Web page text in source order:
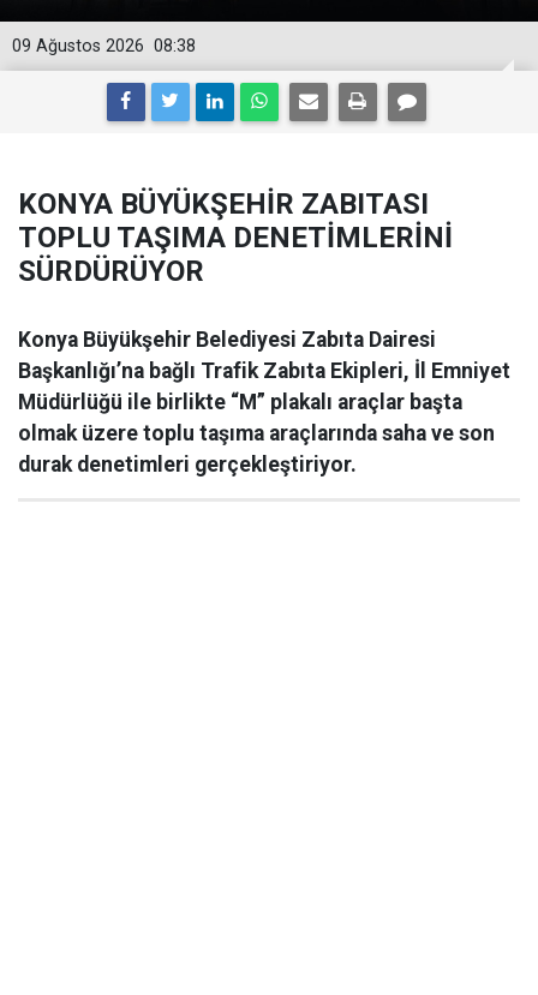
08:38
09 Ağustos 2026
KONYA BÜYÜKŞEHİR ZABITASI
TOPLU TAŞIMA DENETİMLERİNİ
SÜRDÜRÜYOR
Konya Büyükşehir Belediyesi Zabıta Dairesi
Başkanlığı’na bağlı Trafik Zabıta Ekipleri, İl Emniyet
Müdürlüğü ile birlikte “M” plakalı araçlar başta
olmak üzere toplu taşıma araçlarında saha ve son
durak denetimleri gerçekleştiriyor.